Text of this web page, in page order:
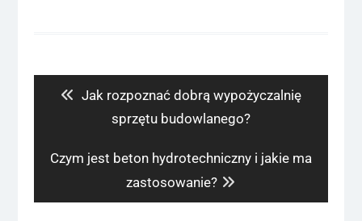
Previous
Jak rozpoznać dobrą wypożyczalnię
sprzętu budowlanego?
Next
Czym jest beton hydrotechniczny i jakie ma
zastosowanie?